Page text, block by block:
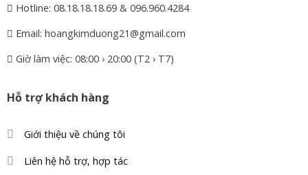
Hotline: 08.18.18.18.69 & 096.960.4284
Email: hoangkimduong21@gmail.com
Giờ làm việc: 08:00 › 20:00 (T2 › T7)
Hỗ trợ khách hàng
Giới thiệu về chúng tôi
Liên hệ hỗ trợ, hợp tác